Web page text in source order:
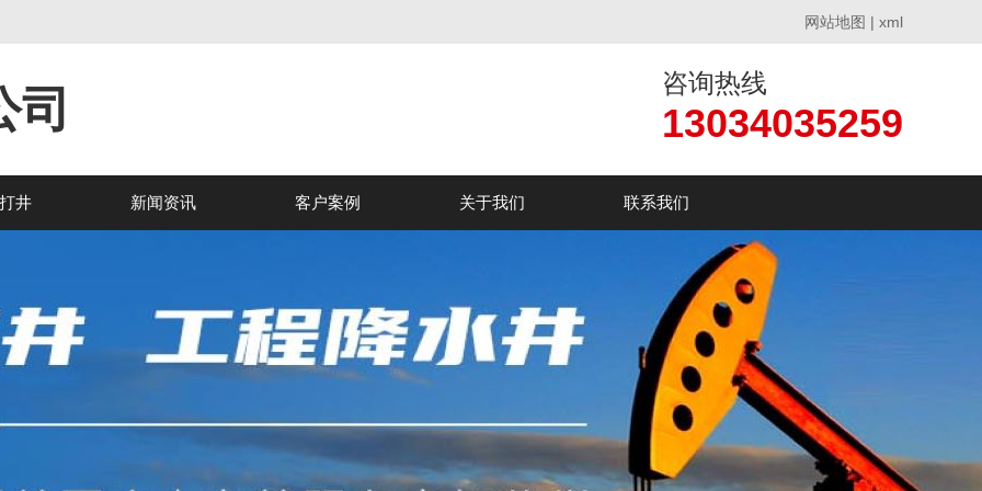
网站地图 | xml
司 咨询热线
13034035259
井 新闻资讯 客户案例 关于我们 联系我们